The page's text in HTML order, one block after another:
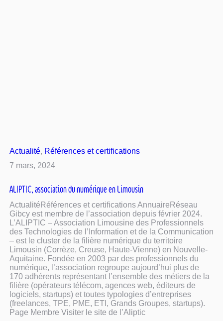
Actualité, Références et certifications
7 mars, 2024
ALIPTIC, association du numérique en Limousin
ActualitéRéférences et certifications AnnuaireRéseau
Gibcy est membre de l’association depuis février 2024.
L’ALIPTIC – Association Limousine des Professionnels
des Technologies de l’Information et de la Communication
– est le cluster de la filière numérique du territoire
Limousin (Corrèze, Creuse, Haute-Vienne) en Nouvelle-
Aquitaine. Fondée en 2003 par des professionnels du
numérique, l’association regroupe aujourd’hui plus de
170 adhérents représentant l’ensemble des métiers de la
filière (opérateurs télécom, agences web, éditeurs de
logiciels, startups) et toutes typologies d’entreprises
(freelances, TPE, PME, ETI, Grands Groupes, startups).
Page Membre Visiter le site de l’Aliptic